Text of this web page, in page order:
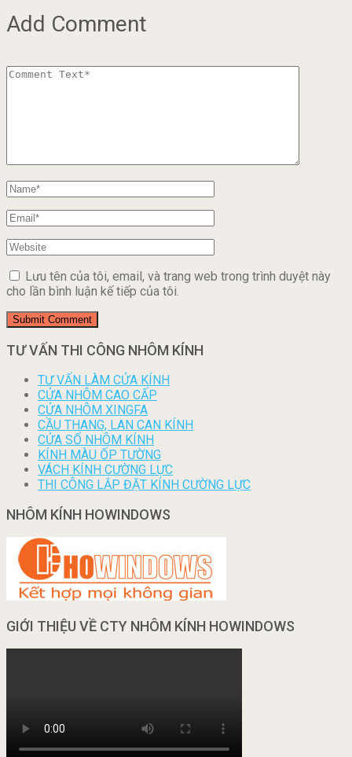
Add Comment
Lưu tên của tôi, email, và trang web trong trình duyệt này
cho lần bình luận kế tiếp của tôi.
TƯ VẤN THI CÔNG NHÔM KÍNH
TƯ VẤN LÀM CỬA KÍNH
CỬA NHÔM CAO CẤP
CỬA NHÔM XINGFA
CẦU THANG, LAN CAN KÍNH
CỬA SỔ NHÔM KÍNH
KÍNH MÀU ỐP TƯỜNG
VÁCH KÍNH CƯỜNG LỰC
THI CÔNG LẮP ĐẶT KÍNH CƯỜNG LỰC
NHÔM KÍNH HOWINDOWS
GIỚI THIỆU VỀ CTY NHÔM KÍNH HOWINDOWS